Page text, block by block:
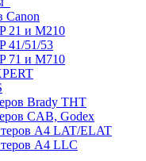
Canon
21 и M210
41/51/53
71 и M710
Brady THT
CAB, Godex
А4 LAT/ELAT
А4 LLC